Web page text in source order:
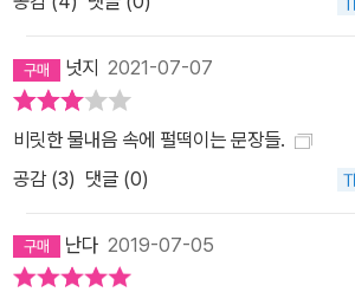
넛지 2021-07-07
비릿한 물내음 속에 펄떡이는 문장들.
공감 (3) 댓글 (0)
난다 2019-07-05